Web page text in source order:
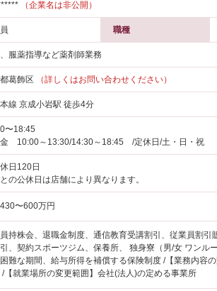
（企業名は非公開）
職種
服薬指導など薬剤師業務
葛飾区 （詳しくはお問い合わせください）
線 京成小岩駅 徒歩4分
〜18:45
金 10:00～13:30/14:30～18:45 /定休日/土・日・祝
日120日
の公休日は店舗により異なります。
〜600万円
持株会、退職金制度、通信教育受講割引、従業員割引
、契約スポーツジム、保養所、 独身寮（男/女 ワンル
難な期間、給与所得を補償する保険制度 /【業務内容
/【就業場所の変更範囲】会社(法人)の定める事業所